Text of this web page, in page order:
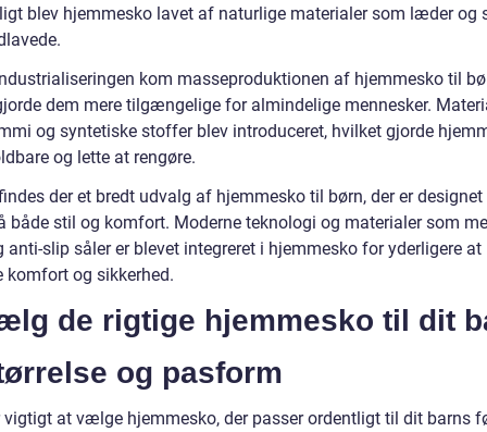
blev hjemmesko lavet af naturlige materialer som læder og
kom masseproduktionen af hjemmesko til
dem mere tilgængelige for almindelige mennesker.
og syntetiske stoffer blev introduceret, hvilket gjorde
og lette at rengøre.
der et bredt udvalg af hjemmesko til børn, der er designet
både stil og komfort. Moderne teknologi og materialer som
anti-slip såler er blevet integreret i hjemmesko for yderligere at
komfort og sikkerhed.
de rigtige hjemmesko til dit
og pasform
vigtigt at vælge hjemmesko, der passer ordentligt til dit barns